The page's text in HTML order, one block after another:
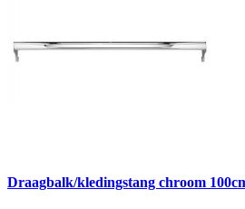
Draagbalk/kledingstang chroom